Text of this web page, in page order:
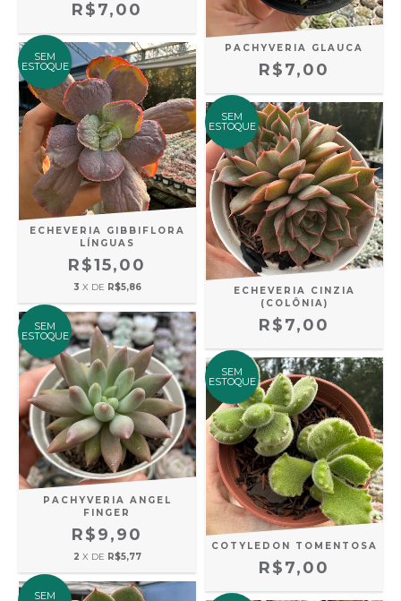
R$7,00
PACHYVERIA GLAUCA
R$7,00
SEM
ESTOQUE
ECHEVERIA GIBBIFLORA
LÍNGUAS
R$15,00
3 X DE R$5,86
SEM
ESTOQUE
ECHEVERIA CINZIA
(COLÔNIA)
R$7,00
SEM
ESTOQUE
PACHYVERIA ANGEL
FINGER
R$9,90
2 X DE R$5,77
SEM
ESTOQUE
COTYLEDON TOMENTOSA
R$7,00
SEM